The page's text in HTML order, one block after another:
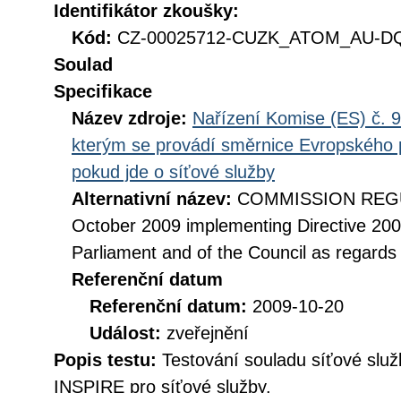
Identifikátor zkoušky:
Kód: CZ-00025712-CUZK_ATOM_AU-
Soulad
Specifikace
Název zdroje: Nařízení Komise (ES) č.
kterým se provádí směrnice
pokud jde o síťové služby
Alternativní název: COMMISSION
October 2009 implementing Directive
Parliament and of the Council as
Referenční datum
Referenční datum: 2009-10-20
Událost: zveřejnění
Popis testu: Testování souladu síťové
INSPIRE pro síťové služby.